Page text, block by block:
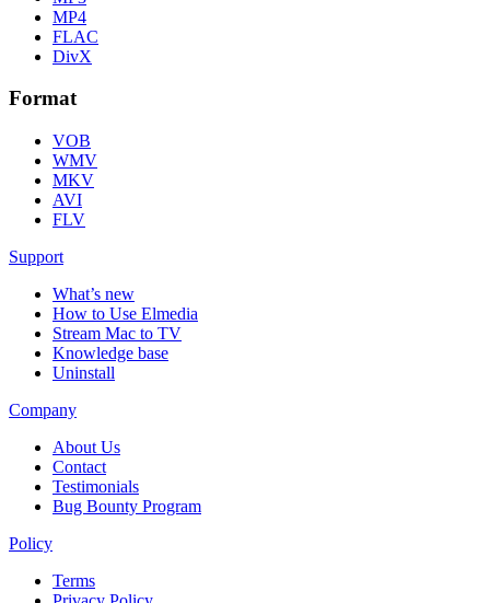
MP4
FLAC
DivX
Format
VOB
WMV
MKV
AVI
FLV
Support
What’s new
How to Use Elmedia
Stream Mac to TV
Knowledge base
Uninstall
Company
About Us
Contact
Testimonials
Bug Bounty Program
Policy
Terms